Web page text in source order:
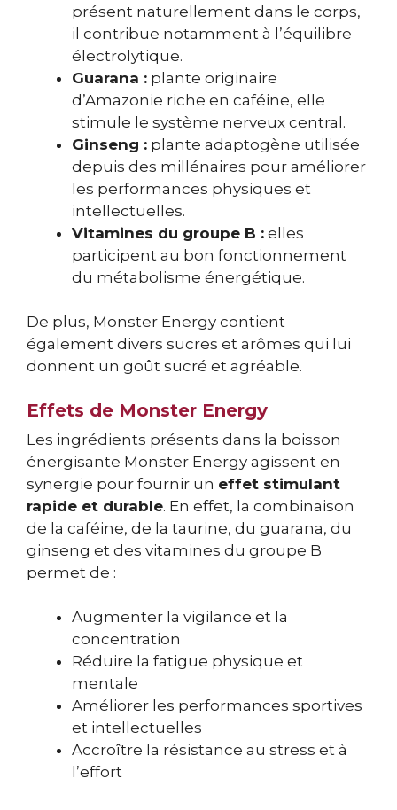
présent naturellement dans le corps,
il contribue notamment à l’équilibre
électrolytique.
Guarana : plante originaire
d’Amazonie riche en caféine, elle
stimule le système nerveux central.
Ginseng : plante adaptogène utilisée
depuis des millénaires pour améliorer
les performances physiques et
intellectuelles.
Vitamines du groupe B : elles
participent au bon fonctionnement
du métabolisme énergétique.
De plus, Monster Energy contient
également divers sucres et arômes qui lui
donnent un goût sucré et agréable.
Effets de Monster Energy
Les ingrédients présents dans la boisson
énergisante Monster Energy agissent en
synergie pour fournir un effet stimulant
rapide et durable. En effet, la combinaison
de la caféine, de la taurine, du guarana, du
ginseng et des vitamines du groupe B
permet de :
Augmenter la vigilance et la
concentration
Réduire la fatigue physique et
mentale
Améliorer les performances sportives
et intellectuelles
Accroître la résistance au stress et à
l’effort